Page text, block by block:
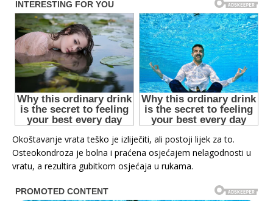
Okoštavanje vrata teško je izliječiti, ali postoji lijek za to.
Osteokondroza je bolna i praćena osjećajem nelagodnosti u
vratu, a rezultira gubitkom osjećaja u rukama.